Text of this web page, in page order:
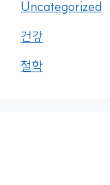
Uncategorized
건강
철학